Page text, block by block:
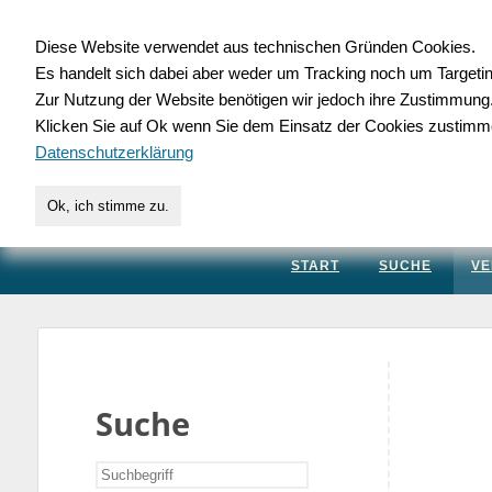
für Handwerk,
START SUCHE
Suche
Diese Website verwendet aus technischen Gründen Cookies.
Es handelt sich dabei aber weder um Tracking noch um
Zur Nutzung der Website benötigen wir jedoch ihre Zustimmung.
Klicken Sie auf Ok wenn Sie dem Einsatz der Cookies
Datenschutzerklärung
Ok, ich stimme zu.